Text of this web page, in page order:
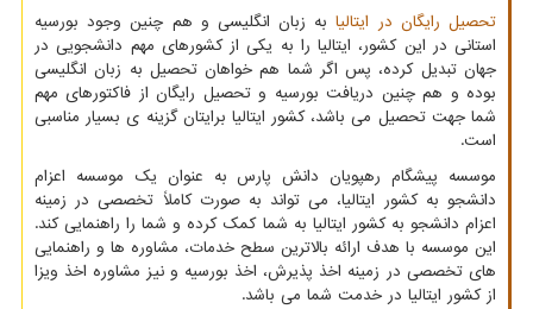
تحصیل رایگان در ایتالیابه زبان انگلیسی و هم چنین وجود بورسیه
استانی در این کشور، ایتالیا را به یکی از کشورهای مهم دانشجویی در
جهان تبدیل کرده، پس اگر شما هم خواهان تحصیل به زبان انگلیسی
بوده و هم چنین دریافت بورسیه و تحصیل رایگان از فاکتورهای مهم
شما جهت تحصیل می باشد، کشور ایتالیا برایتان گزینه ی بسیار مناسبی
است.
موسسه پیشگام رهپویان دانش پارس به عنوان یک موسسه اعزام
دانشجو به کشور ایتالیا، می تواند به صورت کاملاً تخصصی در زمینه
اعزام دانشجو به کشور ایتالیا به شما کمک کرده و شما را راهنمایی کند.
این موسسه با هدف ارائه بالاترین سطح خدمات، مشاوره ها و راهنمایی
های تخصصی در زمینه اخذ پذیرش، اخذ بورسیه و نیز مشاوره اخذ ویزا
از کشور ایتالیا در خدمت شما می باشد.